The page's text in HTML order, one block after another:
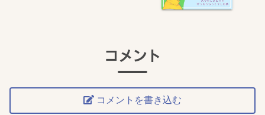
コメント
コメントを書き込む